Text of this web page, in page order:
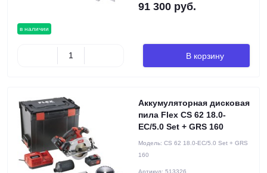
в наличии
91 300 руб.
В корзину
Аккумуляторная дисковая
пила Flex CS 62 18.0-
EC/5.0 Set + GRS 160
Модель: CS 62 18.0-EC/5.0 Set + GRS
160
Артикул: 513326